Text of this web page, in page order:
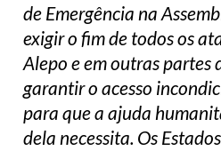
de Emergência na
exigir o fim de todos os
Alepo e em outras partes
garantir o acesso
para que a ajuda
dela necessita. Os